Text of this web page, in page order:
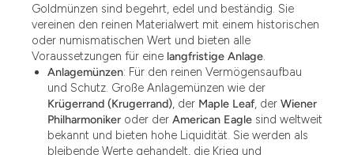
Goldmünzen sind begehrt, edel und beständig. Sie
vereinen den reinen Materialwert mit einem historischen
oder numismatischen Wert und bieten alle
Voraussetzungen für eine langfristige Anlage.
Anlagemünzen: Für den reinen Vermögensaufbau
und Schutz. Große Anlagemünzen wie der
Krügerrand (Krugerrand), der Maple Leaf, der Wiener
Philharmoniker oder der American Eagle sind weltweit
bekannt und bieten hohe Liquidität. Sie werden als
bleibende Werte gehandelt, die Krieg und